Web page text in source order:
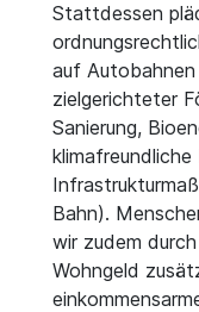
Stattdessen
auf
zielgerichteter
Sanierung,
Bahn).
wir zudem
Wohngeld